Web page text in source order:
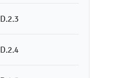
D.2.3
D.2.4